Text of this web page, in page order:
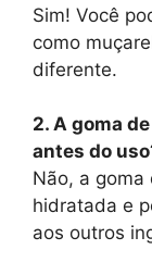
Sim! Você
como
diferente.
2. A goma
antes do
Não, a
hidratada e
aos outros